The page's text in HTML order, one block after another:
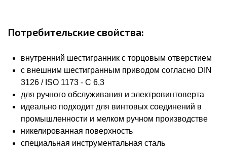
Потребительские свойства:
внутренний шестигранник с торцовым отверстием
с внешним шестигранным приводом согласно DIN
3126 / ISO 1173 - C 6,3
для ручного обслуживания и электровинтоверта
идеально подходит для винтовых соединений в
промышленности и мелком ручном производстве
никелированная поверхность
специальная инструментальная сталь